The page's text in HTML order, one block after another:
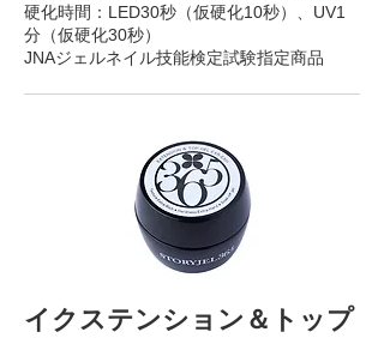
硬化時間：LED30秒（仮硬化10秒）、UV1
分（仮硬化30秒）
JNAジェルネイル技能検定試験指定商品
イクステンション＆トップ